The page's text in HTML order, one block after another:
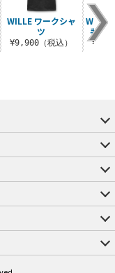
WILLE ワークシャ
ツ
¥9,900（税込）
WILLE
手ド